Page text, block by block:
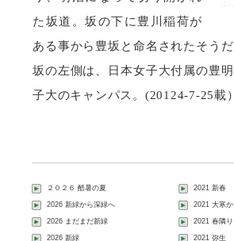
た坂道。坂の下に豊川稲荷が
ある事から豊坂と命名されたそう
坂の左側は、日本女子大付属の豊
子大のキャンパス。(20124-7-25載）
２０２６ 酷暑の夏
2026 新緑から深緑へ
2026 まだまだ新緑
2026 新緑
2021 新春
2021 大寒
2021 春隣り
2021 弥生